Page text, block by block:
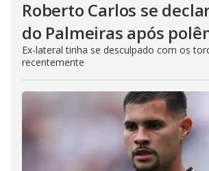
Roberto Carlos se
do Palmeiras após
Ex-lateral tinha se desculpado com os
recentemente